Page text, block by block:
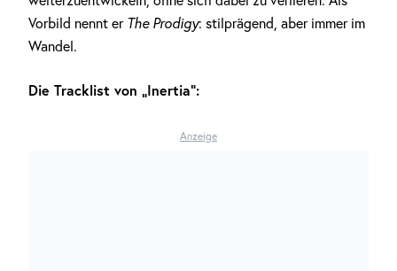
Vorbild nennt er The Prodigy: stilprägend, aber immer im
Wandel.
Die Tracklist von „Inertia“:
Anzeige